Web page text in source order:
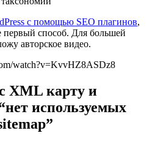
с помощью SEO плагинов,
первый способ. Для большей
авторское видео.
watch?v=KvvHZ8ASDz8
XML карту и
используемых